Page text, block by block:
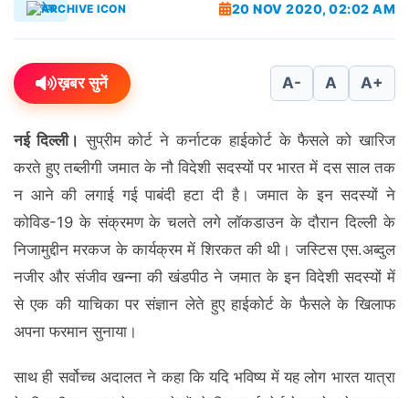
देश 20 NOV 2020, 02:02 AM
ख़बर सुनें A- A A+
नई दिल्ली। सुप्रीम कोर्ट ने कर्नाटक हाईकोर्ट के फैसले को खारिज
करते हुए तब्लीगी जमात के नौ विदेशी सदस्यों पर भारत में दस साल तक
न आने की लगाई गई पाबंदी हटा दी है। जमात के इन सदस्यों ने
कोविड-19 के संक्रमण के चलते लगे लॉकडाउन के दौरान दिल्ली के
निजामुद्दीन मरकज के कार्यक्रम में शिरकत की थी। जस्टिस एस.अब्दुल
नजीर और संजीव खन्ना की खंडपीठ ने जमात के इन विदेशी सदस्यों में
से एक की याचिका पर संज्ञान लेते हुए हाईकोर्ट के फैसले के खिलाफ
अपना फरमान सुनाया।
साथ ही सर्वोच्‍च अदालत ने कहा कि यदि भविष्य में यह लोग भारत यात्रा